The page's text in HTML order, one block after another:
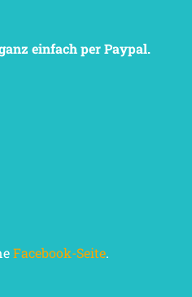
einfach per Paypal.
Facebook-Seite.